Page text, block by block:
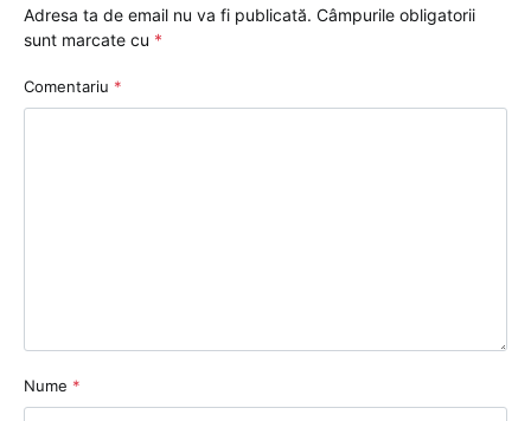
Adresa ta de email nu va fi publicată. Câmpurile obligatorii
sunt marcate cu *
Comentariu *
Nume *